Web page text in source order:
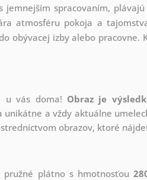
spracovaním,
atmosféru pokoja a
obývacej izby alebo pracovne.
u vás doma! Obraz je
unikátne a vždy aktuálne
obrazov, ktoré
pružné plátno s hmotnosťou